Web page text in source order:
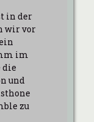
in der
wir vor
im
die
und
zu